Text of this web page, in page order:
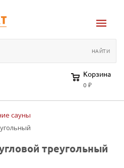
Корзина
0 ₽
сауны
треугольный